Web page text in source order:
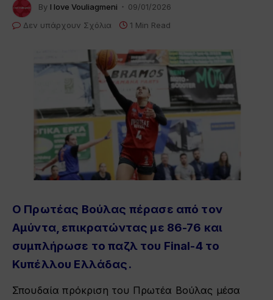
By I love Vouliagmeni
09/01/2026
Δεν υπάρχουν Σχόλια
1 Min Read
Ο Πρωτέας Βούλας πέρασε από τον
Αμύντα, επικρατώντας με 86-76 και
συμπλήρωσε το παζλ του Final-4 το
Κυπέλλου Ελλάδας.
Σπουδαία πρόκριση του Πρωτέα Βούλας μέσα